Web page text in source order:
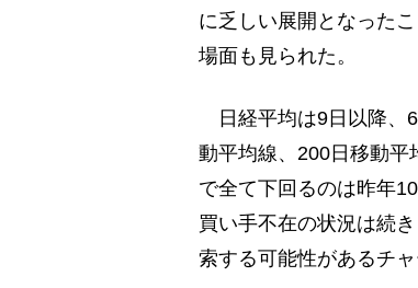
に乏しい展開となった
場面も見られた。
日経平均は9日以降、
動平均線、200日移動平
で全て下回るのは昨年
買い手不在の状況は続
索する可能性があるチ